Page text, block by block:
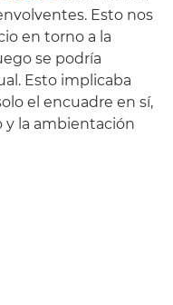
Esto nos
en torno a la
se podría
Esto implicaba
el encuadre en sí,
y la ambientación